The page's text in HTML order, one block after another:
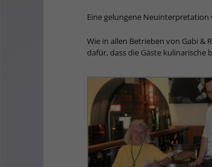
Eine gelungene
Wie in allen Betrieben von Gabi &
dafür, dass die Gäste kulinarische